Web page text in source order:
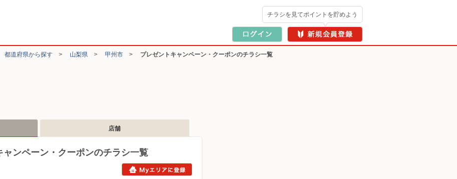
チラシを見てポイントを貯めよう
都道府県から探す > 山梨県 > 甲州市 > プレゼントキャンペーン・クーポンのチラシ一覧
店舗
ンペーン・クーポンのチラシ一覧